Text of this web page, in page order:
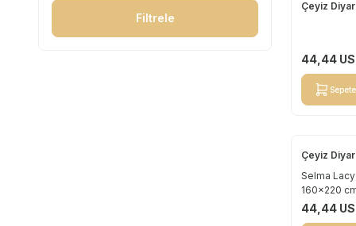
Filtrele
Yeni
Çeyiz
44,44
Yeni
Çeyiz
Selma
160x220
44,44